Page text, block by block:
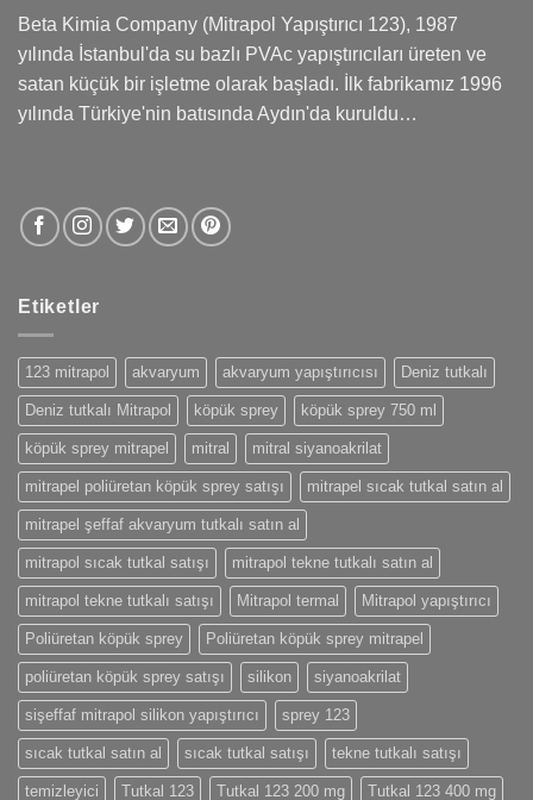
Beta Kimia Company (Mitrapol Yapıştırıcı 123), 1987
yılında İstanbul'da su bazlı PVAc yapıştırıcıları üreten ve
satan küçük bir işletme olarak başladı. İlk fabrikamız 1996
yılında Türkiye'nin batısında Aydın'da kuruldu…
Etiketler
123 mitrapol akvaryum akvaryum yapıştırıcısı Deniz tutkalı
Deniz tutkalı Mitrapol köpük sprey köpük sprey 750 ml
köpük sprey mitrapel mitral mitral siyanoakrilat
mitrapel poliüretan köpük sprey satışı mitrapel sıcak tutkal satın al
mitrapel şeffaf akvaryum tutkalı satın al
mitrapol sıcak tutkal satışı mitrapol tekne tutkalı satın al
mitrapol tekne tutkalı satışı Mitrapol termal Mitrapol yapıştırıcı
Poliüretan köpük sprey Poliüretan köpük sprey mitrapel
poliüretan köpük sprey satışı silikon siyanoakrilat
sişeffaf mitrapol silikon yapıştırıcı sprey 123
sıcak tutkal satın al sıcak tutkal satışı tekne tutkalı satışı
temizleyici Tutkal 123 Tutkal 123 200 mg Tutkal 123 400 mg